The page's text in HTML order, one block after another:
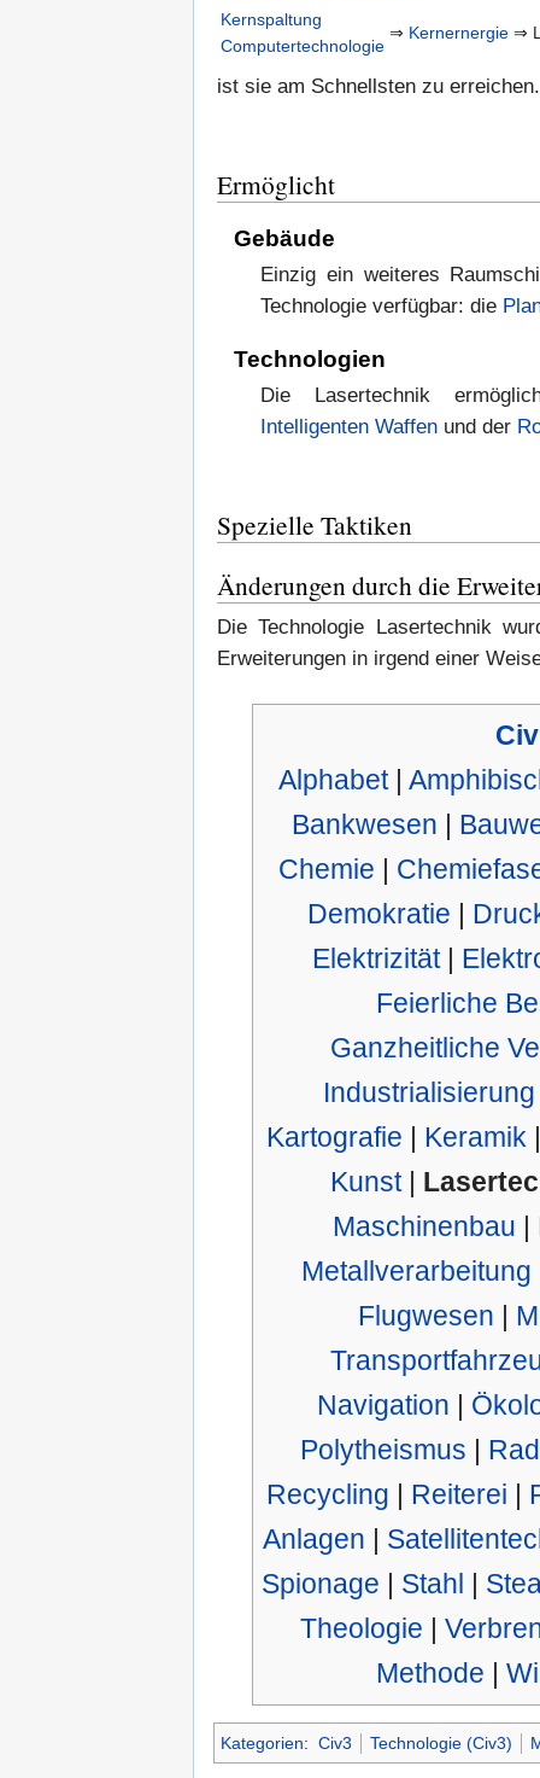
Kernspaltung
Computertechnologie
⇒ Kernernergie ⇒
ist sie am Schnellsten zu erreichen.
Ermöglicht
Gebäude
Einzig ein weiteres
Technologie verfügbar: die
Technologien
Die Lasertechnik
Intelligenten Waffen und der
Spezielle Taktiken
Änderungen durch die
Die Technologie Lasertechnik
Erweiterungen in irgend einer
Alphabet|
Bankwesen |
Chemie |
Demokratie |
Elektrizität|
Feierliche
Ganzheitliche
Industrialisierung
Kartografie | Keramik
Kunst|
Maschinenbau |
Metallverarbeitung
Flugwesen |
Navigation |
Polytheismus | Rad
Recycling | Reiterei |
Anlagen |
Spionage | Stahl |
Theologie |
Methode |
Kategorien: Civ3 Technologie (Civ3)